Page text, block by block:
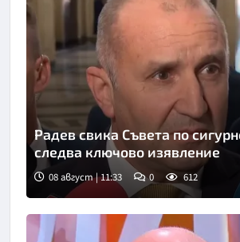
Радев свика Съвета по
следва ключово изявление
08 август | 11:33 0 612